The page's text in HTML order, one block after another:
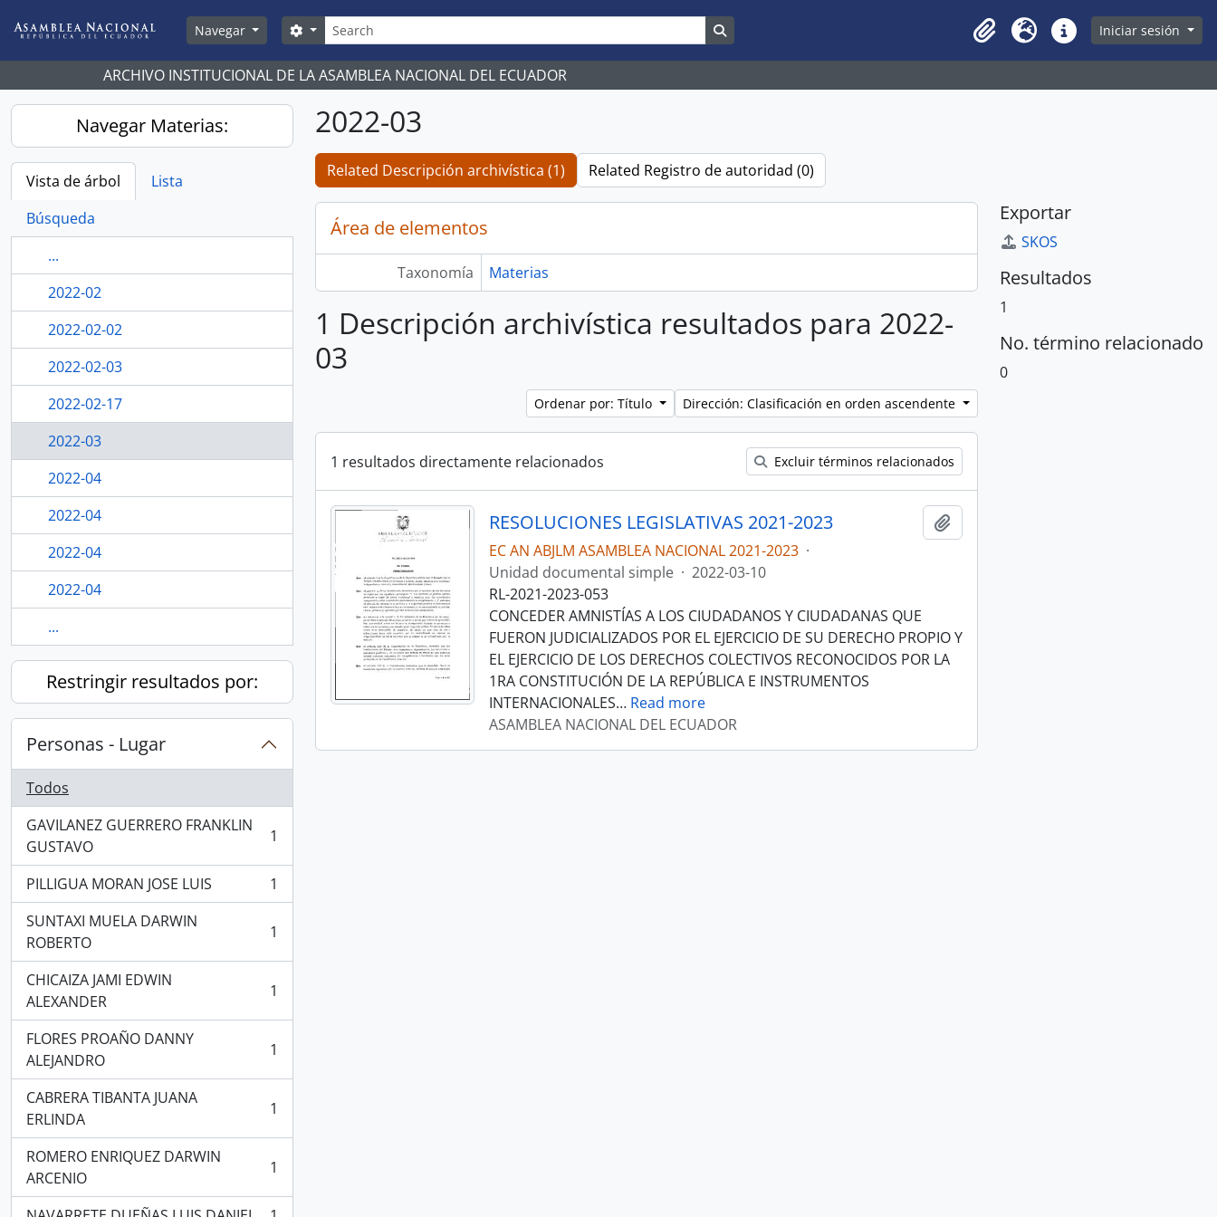
Navegar
Búsqueda
Search options
Clipboard
Idioma Enlaces rápidos
Iniciar sesión
ARCHIVO INSTITUCIONAL DE LA ASAMBLEA NACIONAL DEL ECUADOR
Navegar Materias:
Vista de árbol
Lista
Búsqueda
...
2022-02
2022-02-02
2022-02-03
2022-02-17
2022-03
2022-04
2022-04
2022-04
2022-04
...
Restringir resultados por:
Personas - Lugar
Todos
GAVILANEZ GUERRERO FRANKLIN
GUSTAVO
, 1 resultados 1
PILLIGUA MORAN JOSE LUIS
, 1 resultados
1
SUNTAXI MUELA DARWIN
ROBERTO
, 1 resultados 1
CHICAIZA JAMI EDWIN
ALEXANDER
, 1 resultados 1
FLORES PROAÑO DANNY
ALEJANDRO
, 1 resultados 1
CABRERA TIBANTA JUANA
ERLINDA
, 1 resultados 1
ROMERO ENRIQUEZ DARWIN
ARCENIO
, 1 resultados 1
2022-03
Related Descripción archivística (1) Related Registro de autoridad (0)
Área de elementos
Taxonomía Materias
1 Descripción archivística resultados para 2022-
03
Ordenar por: Título Dirección: Clasificación en orden ascendente
1 resultados directamente relacionados Excluir términos relacionados
RESOLUCIONES LEGISLATIVAS 2021-2023
EC AN ABJLM ASAMBLEA NACIONAL 2021-2023 ·
Unidad documental simple · 2022-03-10
RL-2021-2023-053
CONCEDER AMNISTÍAS A LOS CIUDADANOS Y CIUDADANAS QUE
FUERON JUDICIALIZADOS POR EL EJERCICIO DE SU DERECHO PROPIO Y
EL EJERCICIO DE LOS DERECHOS COLECTIVOS RECONOCIDOS POR LA
1RA CONSTITUCIÓN DE LA REPÚBLICA E INSTRUMENTOS
INTERNACIONALES… Read more
ASAMBLEA NACIONAL DEL ECUADOR
Exportar
SKOS
Resultados
1
No. término relacionado
0